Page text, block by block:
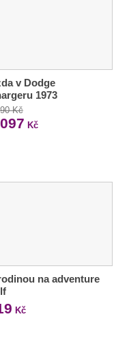
v Dodge
1973
Kč
Kč
na adventure
Kč